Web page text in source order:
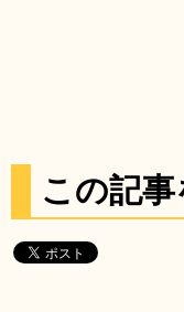
この記